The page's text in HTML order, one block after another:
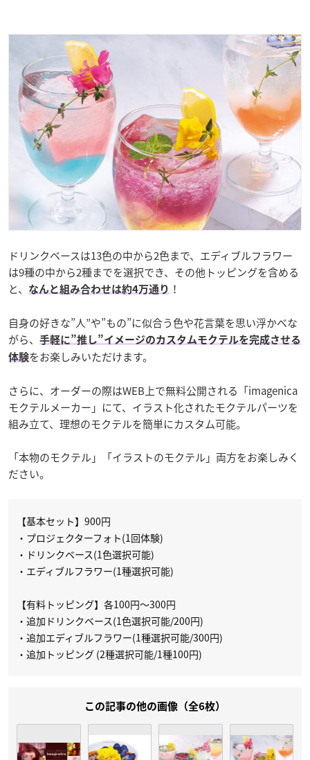
ドリンクベースは13色の中から2色まで、エディブルフラワー
は9種の中から2種までを選択でき、その他トッピングを含める
と、
なんと組み合わせは約4万通り ！
自身の好きな”人”や”もの”に似合う色や花言葉を思い浮かべな
がら、
手軽に”推し”イメージのカスタムモクテルを完成させる
体験をお楽しみいただけます。
さらに、オーダーの際はWEB上で無料公開される「imagenica
モクテルメーカー」にて、イラスト化されたモクテルパーツを
組み立て、理想のモクテルを簡単にカスタム可能。
「本物のモクテル」「イラストのモクテル」両方をお楽しみく
ださい。
【基本セット】900円
・プロジェクターフォト(1回体験)
・ドリンクベース(1色選択可能)
・エディブルフラワー(1種選択可能)
【有料トッピング】各100円～300円
・追加ドリンクベース(1色選択可能/200円)
・追加エディブルフラワー(1種選択可能/300円)
・追加トッピング (2種選択可能/1種100円)
この記事の他の画像（全6枚）